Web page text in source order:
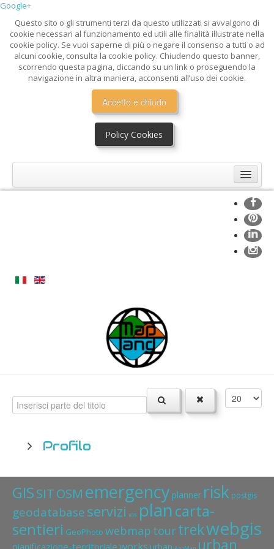
Google+
Questo sito o gli strumenti terzi da questo utilizzati si avvalgono di
cookie necessari al funzionamento ed utili alle finalità illustrate nella
cookie policy. Se vuoi saperne di più o negare il consenso a tutti o ad
alcuni cookie, consulta la cookie policy. Chiudendo questo banner,
scorrendo questa pagina, cliccando su un link o proseguendo la
navigazione in altra maniera, acconsenti all’uso dei cookie.
Accetto e chiudo
Policy Cookies
Profilo
GISSITOSM emergency planner risk postgis
geodatabaseservizi IOS plancarta-
sentieri GeoPhoto webmap tourtrekwebgis
pianificazione-territoriale urban